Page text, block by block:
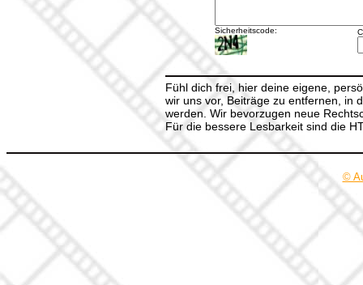
Sicherheitscode:
Fühl dich frei, hier deine eigene,
wir uns vor, Beiträge zu entfernen, in
werden. Wir bevorzugen neue
Für die bessere Lesbarkeit sind die
©